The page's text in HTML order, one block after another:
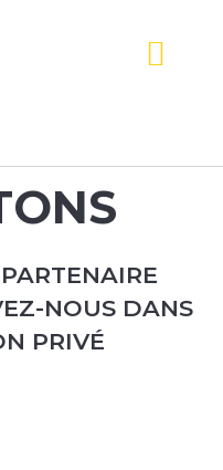
NOUS DANS
PRIVÉ